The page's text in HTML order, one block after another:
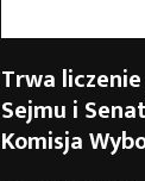
Trwa
Sejmu i
Komisja